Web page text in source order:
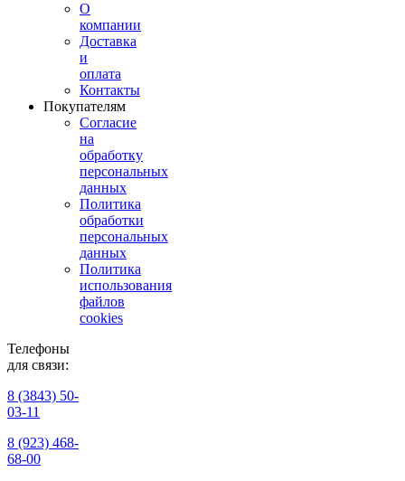
О
компании
Доставка
и
оплата
Контакты
Покупателям
Согласие
на
обработку
персональных
данных
Политика
обработки
персональных
данных
Политика
использования
файлов
cookies
Телефоны
для связи:
8 (3843) 50-
03-11
8 (923) 468-
68-00